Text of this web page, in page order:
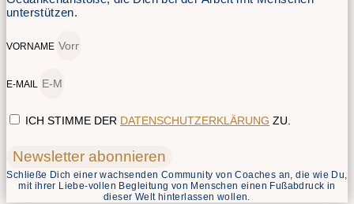
unterstützen.
VORNAME
E-MAIL
ICH STIMME DER DATENSCHUTZERKLÄRUNG ZU.
Newsletter abonnieren
Schließe Dich einer wachsenden Community von Coaches an, die wie Du,
mit ihrer Liebe-vollen Begleitung von Menschen einen Fußabdruck in
dieser Welt hinterlassen wollen.